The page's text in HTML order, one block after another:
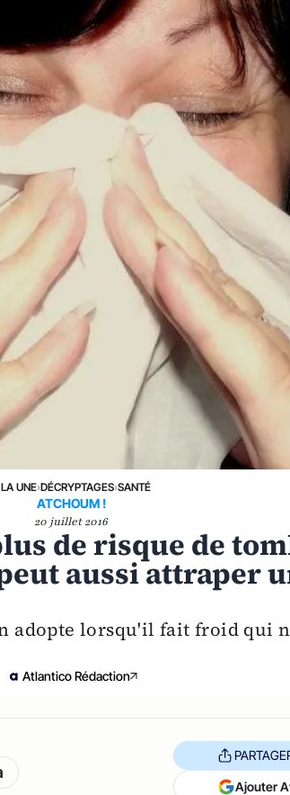
UNE›DÉCRYPTAGES›SANTÉ
ATCHOUM !
20 juillet 2016
de risque de
aussi attraper
adopte lorsqu'il fait froid qui
Atlantico Rédaction
Ajouter